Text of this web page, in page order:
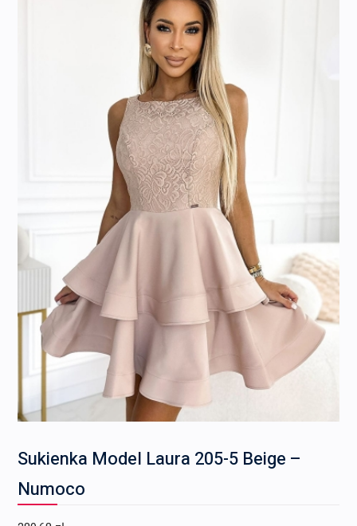
Sukienka Model Laura 205-5 Beige –
Numoco